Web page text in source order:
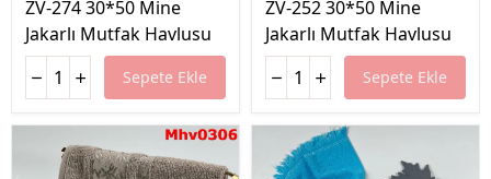
ZV-274 30*50 Mine
Jakarlı Mutfak Havlusu
Sepete Ekle
ZV-252 30*50 Mine
Jakarlı Mutfak Havlusu
Sepete Ekle